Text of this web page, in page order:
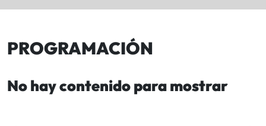
PROGRAMACIÓN
No hay contenido para mostrar